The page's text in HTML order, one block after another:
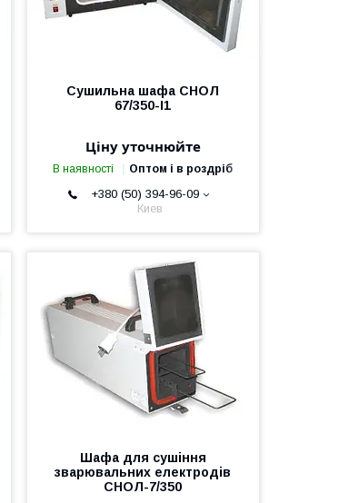
Сушильна шафа СНОЛ
67/350-І1
Ціну уточнюйте
В наявності Оптом і в роздріб
+380 (50) 394-96-09
Киев
Шафа для сушіння
зварювальних електродів
СНОЛ-7/350